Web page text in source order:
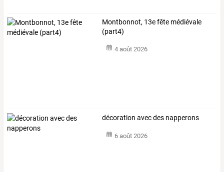
Montbonnot, 13e fête médiévale
(part4)
4 août 2026
décoration avec des napperons
6 août 2026